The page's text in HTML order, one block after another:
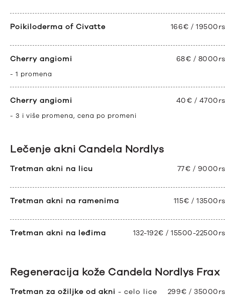
Poikiloderma of Civatte 166€ /
Cherry angiomi 68€ /
- 1 promena
Cherry angiomi 40€ /
- 3 i više promena, cena po promeni
Lečenje akni Candela Nordlys
Tretman akni na licu 77€ /
Tretman akni na ramenima 115€ /
Tretman akni na leđima 132-192€ / 15500-
Regeneracija kože Candela Nordlys Frax
Tretman za ožiljke od akni - celo lice 299€ /